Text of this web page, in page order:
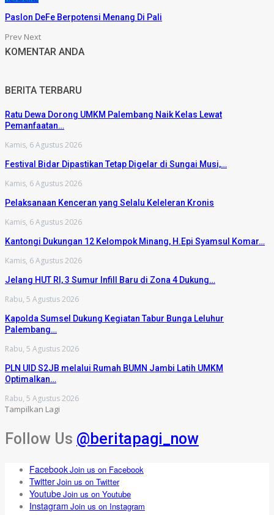
Paslon DeFe Berpotensi Menang Di Pali
Prev Next
KOMENTAR ANDA
BERITA TERBARU
Ratu Dewa Dorong UMKM Palembang Naik Kelas Lewat
Pemanfaatan…
Kamis, 6 Agustus 2026
Festival Bidar Dipastikan Tetap Digelar di Sungai Musi,…
Kamis, 6 Agustus 2026
Pelaksanaan Kenceran yang Selalu Keleleran Kronis
Kamis, 6 Agustus 2026
Kantongi Dukungan 12 Kelompok Minang, H.Epi Syamsul Komar…
Kamis, 6 Agustus 2026
Jelang HUT RI, 3 Sumur Infill Baru di Zona 4 Dukung…
Rabu, 5 Agustus 2026
Kapolda Sumsel Dukung Kegiatan Tabur Bunga Leluhur
Palembang…
Rabu, 5 Agustus 2026
PLN UID S2JB melalui Rumah BUMN Jambi Latih UMKM
Optimalkan…
Rabu, 5 Agustus 2026
Tampilkan Lagi
Follow Us @beritapagi_now
FacebookJoin us on Facebook
TwitterJoin us on Twitter
YoutubeJoin us on Youtube
Instagram Join us on Instagram